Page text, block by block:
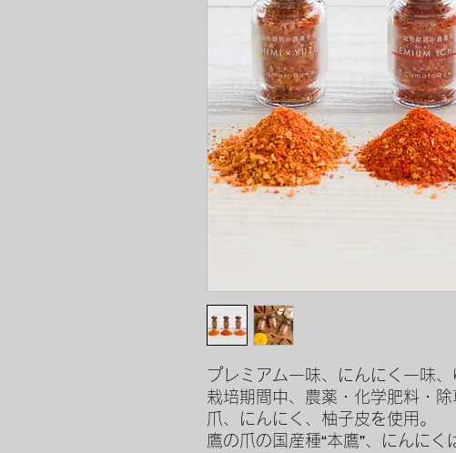
プレミアム一味、にんにく一味、
栽培期間中、農薬・化学肥料・
爪、にんにく、柚子皮を使用。
鷹の爪の国産種“本鷹”、にんに